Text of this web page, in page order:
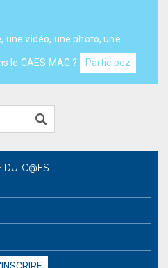
une vidéo, une photo, une
le CAES MAG ? Participez
DU C@ES